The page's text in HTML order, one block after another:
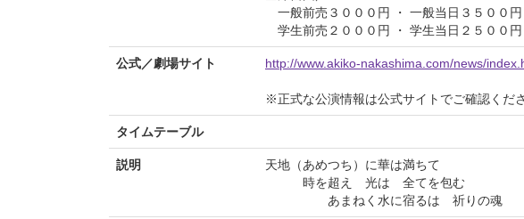
一般前売３０００円 ・ 一般当日３５００円
学生前売２０００円 ・ 学生当日２５００円
公式／劇場サイト http://www.akiko-nakashima.com/news/
※正式な公演情報は公式サイトでご確認くださ
タイムテーブル
説明
天地（あめつち）に華は満ちて
時を超え 光は 全てを包む
あまねく水に宿るは 祈りの魂